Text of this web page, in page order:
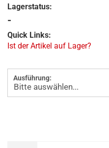
Lagerstatus:
-
Quick Links:
Ist der Artikel auf Lager?
Ausführung: